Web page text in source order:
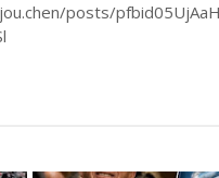
posts/